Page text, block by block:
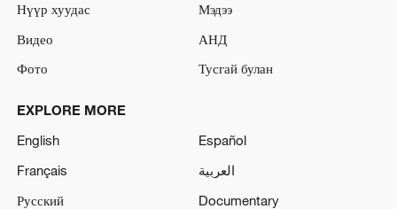
Нүүр хуудас
Мэдээ
Видео
АНД
Фото
Тусгай булан
EXPLORE MORE
English
Español
Français
العربية
Русский
Documentary